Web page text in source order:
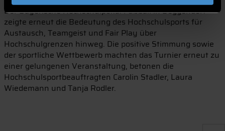
Der Bayerische Hochschulpokal Fußball in Deggendorf
zeigte erneut die Bedeutung des Hochschulsports für
Austausch, Teamgeist und Fair Play über
Hochschulgrenzen hinweg. Die positive Stimmung sowie
der sportliche Wettbewerb machten das Turnier erneut zu
einer gelungenen Veranstaltung, betonen die
Hochschulsportbeauftragten Carolin Stadler, Laura
Wiedemann und Tanja Rodler.